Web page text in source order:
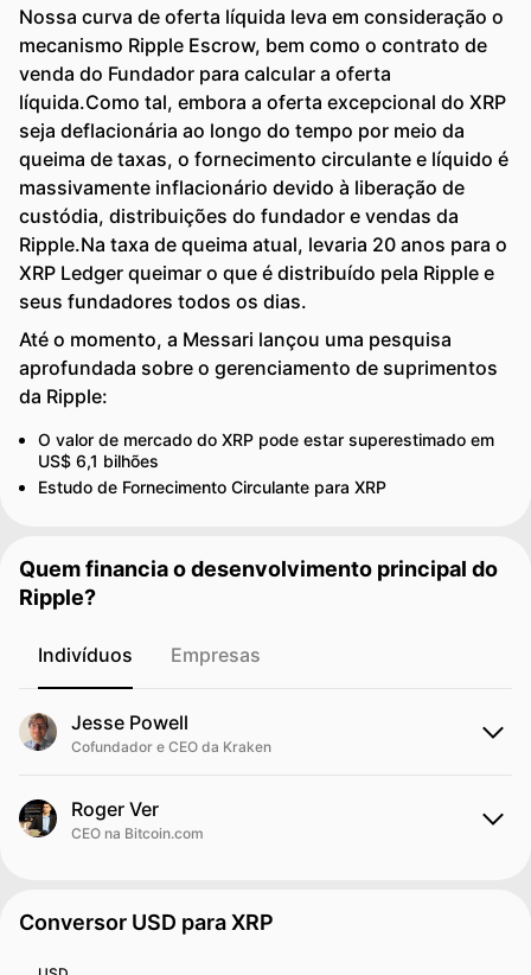
Nossa curva de oferta líquida leva em consideração o
mecanismo Ripple Escrow, bem como o contrato de
venda do Fundador para calcular a oferta
líquida.Como tal, embora a oferta excepcional do XRP
seja deflacionária ao longo do tempo por meio da
queima de taxas, o fornecimento circulante e líquido é
massivamente inflacionário devido à liberação de
custódia, distribuições do fundador e vendas da
Ripple.Na taxa de queima atual, levaria 20 anos para o
XRP Ledger queimar o que é distribuído pela Ripple e
seus fundadores todos os dias.
Até o momento, a Messari lançou uma pesquisa
aprofundada sobre o gerenciamento de suprimentos
da Ripple:
O valor de mercado do XRP pode estar superestimado em
US$ 6,1 bilhões
Estudo de Fornecimento Circulante para XRP
Quem financia o desenvolvimento principal do
Ripple?
Indivíduos Empresas
Jesse Powell
Cofundador e CEO da Kraken
Roger Ver
CEO na Bitcoin.com
Conversor USD para XRP